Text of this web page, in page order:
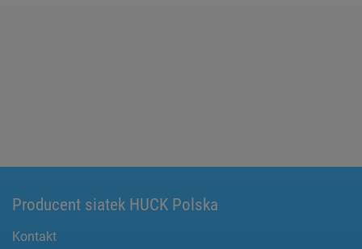
Producent siatek HUCK Polska
Kontakt